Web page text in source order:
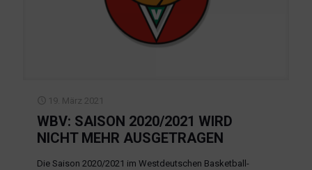
19. März 2021
WBV: SAISON 2020/2021 WIRD
NICHT MEHR AUSGETRAGEN
Die Saison 2020/2021 im Westdeutschen Basketball-